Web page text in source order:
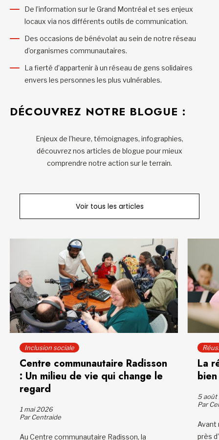
De l’information sur le Grand Montréal et ses enjeux
locaux via nos différents outils de communication.
Des occasions de bénévolat au sein de notre réseau
d’organismes communautaires.
La fierté d’appartenir à un réseau de gens solidaires
envers les personnes les plus vulnérables.
DÉCOUVREZ NOTRE BLOGUE :
Enjeux de l’heure, témoignages, infographies,
découvrez nos articles de blogue pour mieux
comprendre notre action sur le terrain.
Voir tous les articles
Inclusion sociale
Centre communautaire Radisson
: Un milieu de vie qui change le
regard
1 mai 2026
Par Centraide
Au Centre communautaire Radisson, la
La
5 août
Par
Avant
près